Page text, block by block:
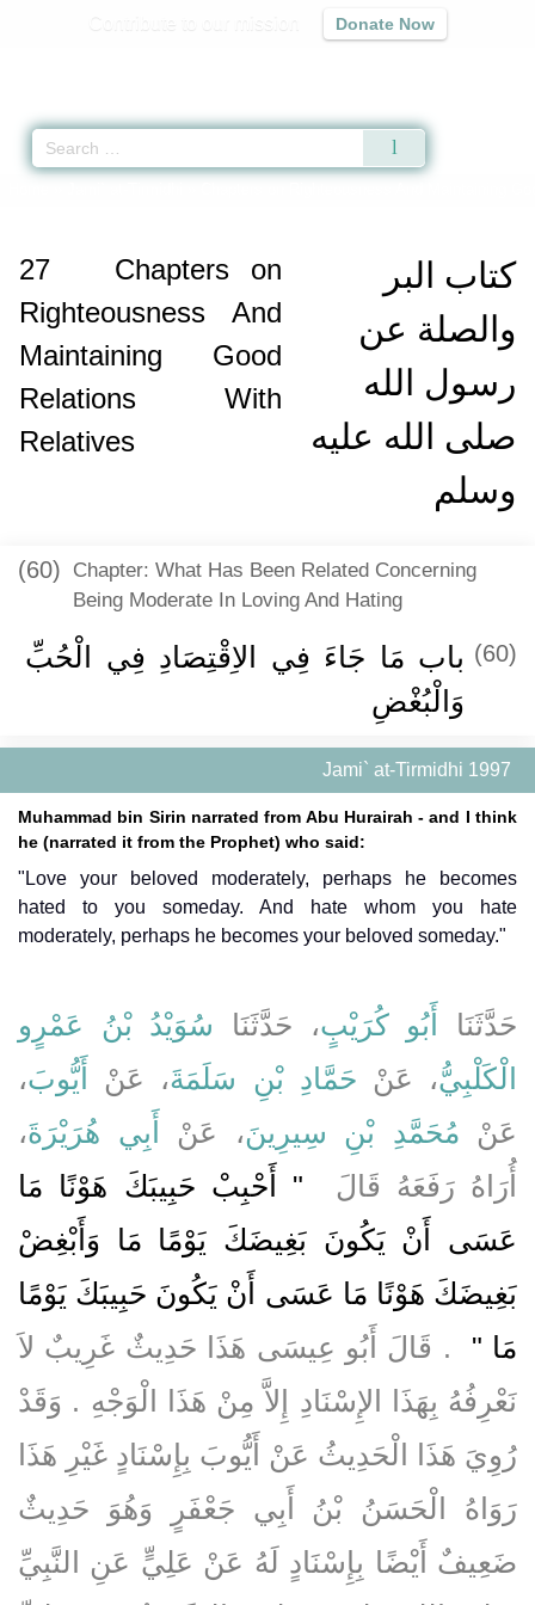
Donate Now
كتاب البر
والصلة عن
رسول الله
صلى الله عليه
وسلم
27
Chapters on
Righteousness And
Maintaining Good
Relations With
Relatives
(60) Chapter: What Has Been Related Concerning
Being Moderate In Loving And Hating
(60) باب مَا جَاءَ فِي الاِقْتِصَادِ فِي الْحُبِّ
وَالْبُغْضِ
Jami` at-Tirmidhi 1997
Muhammad bin Sirin narrated from Abu Hurairah - and I think
he (narrated it from the Prophet) who said:
"Love your beloved moderately, perhaps he becomes
hated to you someday. And hate whom you hate
moderately, perhaps he becomes your beloved someday."
حَدَّثَنَا أَبُو كُرَيْبٍ، حَدَّثَنَا سُوَيْدُ بْنُ عَمْرٍو
الْكَلْبِيُّ، عَنْ حَمَّادِ بْنِ سَلَمَةَ، عَنْ أَيُّوبَ،
عَنْ مُحَمَّدِ بْنِ سِيرِينَ، عَنْ أَبِي هُرَيْرَةَ،
أُرَاهُ رَفَعَهُ قَالَ ‏
"‏ أَحْبِبْ حَبِيبَكَ هَوْنًا مَا
عَسَى أَنْ يَكُونَ بَغِيضَكَ يَوْمًا مَا وَأَبْغِضْ
بَغِيضَكَ هَوْنًا مَا عَسَى أَنْ يَكُونَ حَبِيبَكَ يَوْمًا
مَا ‏"
‏ ‏.‏ قَالَ أَبُو عِيسَى هَذَا حَدِيثٌ غَرِيبٌ لاَ
نَعْرِفُهُ بِهَذَا الإِسْنَادِ إِلاَّ مِنْ هَذَا الْوَجْهِ ‏.‏ وَقَدْ
رُوِيَ هَذَا الْحَدِيثُ عَنْ أَيُّوبَ بِإِسْنَادٍ غَيْرِ هَذَا
رَوَاهُ الْحَسَنُ بْنُ أَبِي جَعْفَرٍ وَهُوَ حَدِيثٌ
ضَعِيفٌ أَيْضًا بِإِسْنَادٍ لَهُ عَنْ عَلِيٍّ عَنِ النَّبِيِّ